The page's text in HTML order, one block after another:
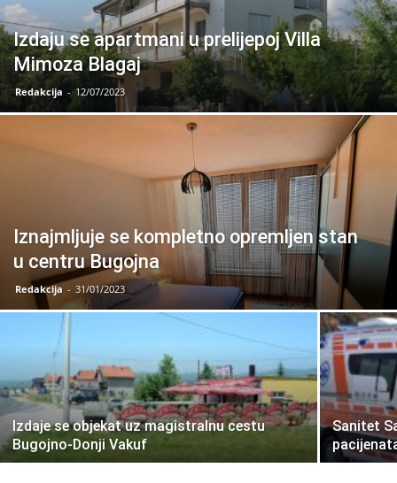
Izdaju se apartmani u prelijepoj Villa
Mimoza Blagaj
Redakcija - 12/07/2023
Iznajmljuje se kompletno opremljen stan
u centru Bugojna
Redakcija - 31/01/2023
Izdaje se objekat uz magistralnu cestu
Bugojno-Donji Vakuf
Sanitet